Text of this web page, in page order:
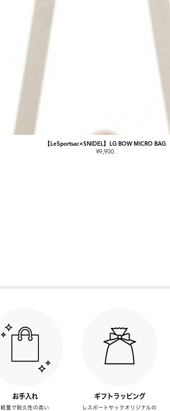
【LeSportsac×SNIDEL】LG BOW MICRO BAG
¥9,900
お手入れ
軽量で耐久性の高い
ギフトラッピング
レスポートサックオリジナルの